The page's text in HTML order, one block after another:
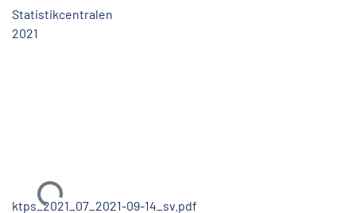
Statistikcentralen
2021
ktps_2021_07_2021-09-14_sv.pdf